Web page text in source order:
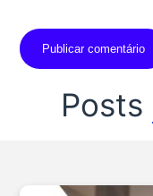
Posts